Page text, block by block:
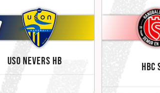
USO Nevers HB HBC